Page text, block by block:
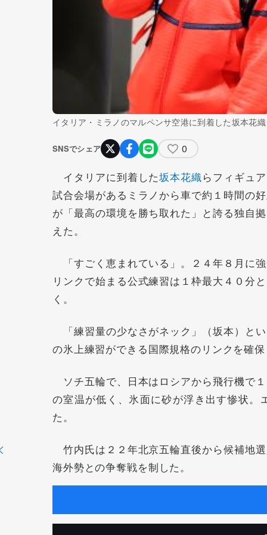
イタリア・ミラノのマルペンサ空港に到着した坂本花
SNSでシェア 0
イタリアに到着した坂本花織らフィギュ
試合会場があるミラノから車で約１時間の
が「最高の環境を勝ち取れた」と誇る独自
えた。
「すごく恵まれている」。２４年８月に
リンクで始まる公式練習は１枠最大４０分
く。
「練習量の少なさがネック」（坂本）と
の氷上練習ができる国際規格のリンクを確
ソチ五輪で、日本はロシアから飛行機で
の室温が低く、氷面に砂が浮き出す惨状
た。
竹内氏は２２年北京五輪直後から候補地
海外勢との争奪戦を制した。